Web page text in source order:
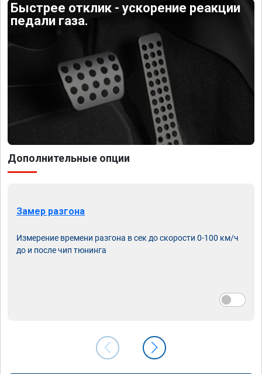
Быстрее отклик - ускорение реакции
педали газа.
Дополнительные опции
Замер разгона
Измерение времени разгона в сек до скорости 0-100 км/ч
до и после чип тюнинга